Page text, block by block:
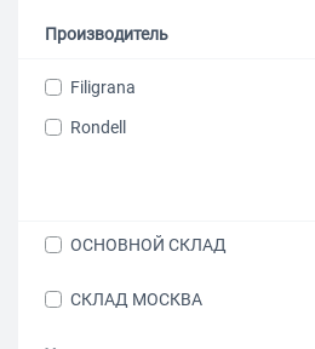
Производитель
Filigrana
Rondell
ОСНОВНОЙ СКЛАД
СКЛАД МОСКВА